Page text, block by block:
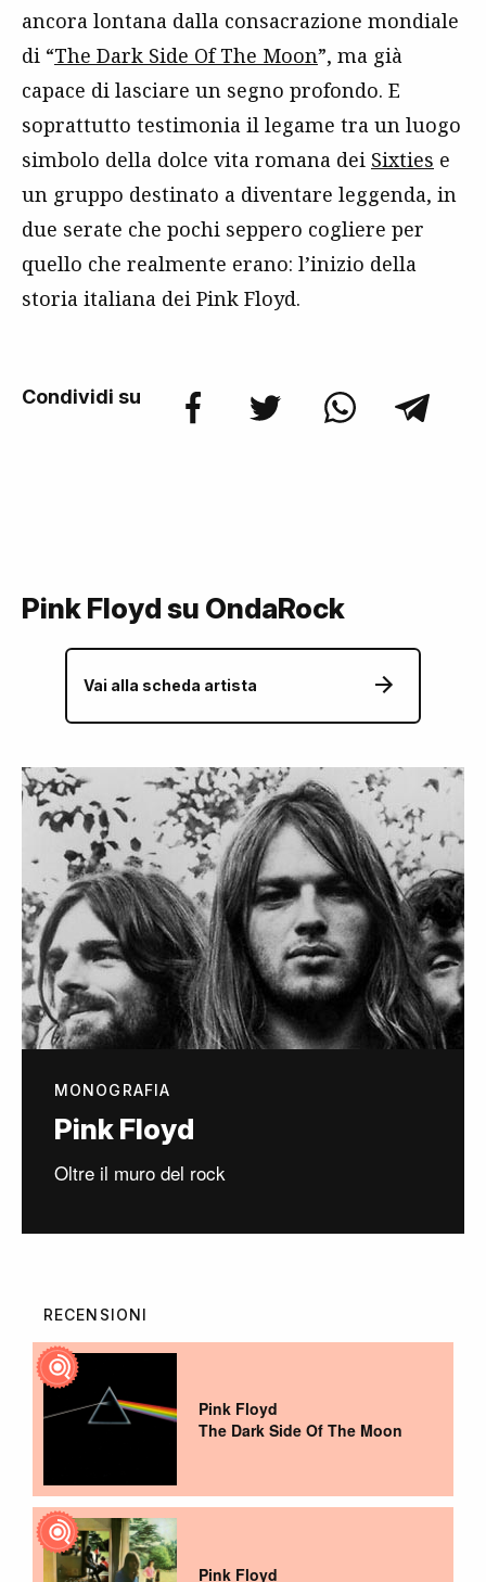
ancora lontana dalla consacrazione mondiale
di “The Dark Side Of The Moon”, ma già
capace di lasciare un segno profondo. E
soprattutto testimonia il legame tra un luogo
simbolo della dolce vita romana dei Sixties e
un gruppo destinato a diventare leggenda, in
due serate che pochi seppero cogliere per
quello che realmente erano: l’inizio della
storia italiana dei Pink Floyd.
Condividi su
Pink Floyd su OndaRock
Vai alla scheda artista
MONOGRAFIA
Pink Floyd
Oltre il muro del rock
RECENSIONI
Pink Floyd
The Dark Side Of The Moon
Pink Floyd